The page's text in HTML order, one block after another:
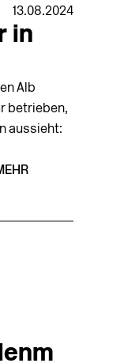
13.08.2024
in
Alb
betrieben,
aussieht: